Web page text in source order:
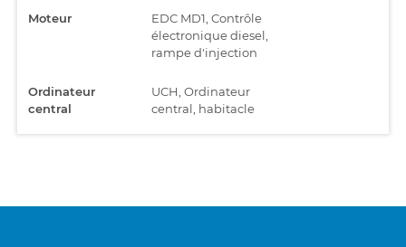
Moteur
EDC MD1, Contrôle
électronique diesel,
rampe d'injection
Ordinateur
central
UCH, Ordinateur
central, habitacle